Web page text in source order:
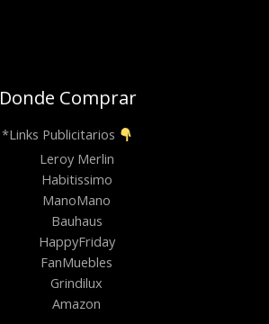
Donde Comprar
*Links Publicitarios
Leroy Merlin
Habitissimo
ManoMano
Bauhaus
HappyFriday
FanMuebles
Grindilux
Amazon